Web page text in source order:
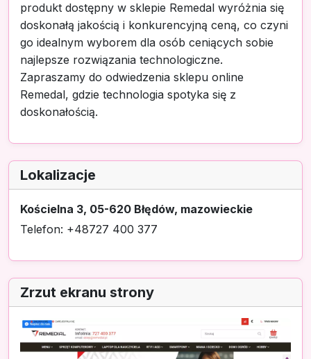
produkt dostępny w sklepie Remedal wyróżnia się
doskonałą jakością i konkurencyjną ceną, co czyni
go idealnym wyborem dla osób ceniących sobie
najlepsze rozwiązania technologiczne.
Zapraszamy do odwiedzenia sklepu online
Remedal, gdzie technologia spotyka się z
doskonałością.
Lokalizacje
Kościelna 3, 05-620 Błędów, mazowieckie
Telefon: +48727 400 377
Zrzut ekranu strony